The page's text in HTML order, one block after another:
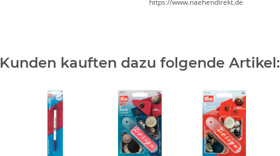
https://www.naehendirekt.de
Kunden kauften dazu folgende Artikel: